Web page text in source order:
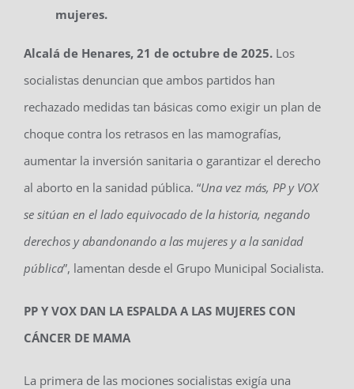
mujeres.
Alcalá de Henares, 21 de octubre de 2025. Los
socialistas denuncian que ambos partidos han
rechazado medidas tan básicas como exigir un plan de
choque contra los retrasos en las mamografías,
aumentar la inversión sanitaria o garantizar el derecho
al aborto en la sanidad pública. “Una vez más, PP y VOX
se sitúan en el lado equivocado de la historia, negando
derechos y abandonando a las mujeres y a la sanidad
pública”, lamentan desde el Grupo Municipal Socialista.
PP Y VOX DAN LA ESPALDA A LAS MUJERES CON
CÁNCER DE MAMA
La primera de las mociones socialistas exigía una